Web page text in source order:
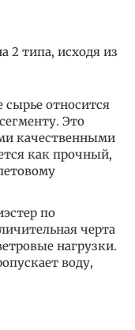
2 типа, исходя из
сырье относится
Это
качественными
как прочный,
по
черта
нагрузки.
воду,